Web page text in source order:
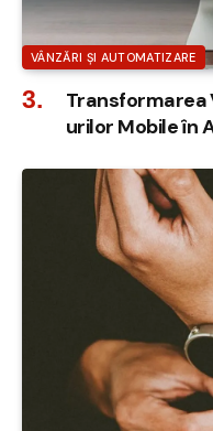
VÂNZĂRI ȘI AUTOMATIZARE
Transformarea
urilor Mobile în